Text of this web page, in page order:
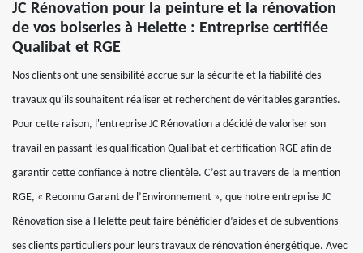
JC Rénovation pour la peinture et la rénovation
de vos boiseries à Helette : Entreprise certifiée
Qualibat et RGE
Nos clients ont une sensibilité accrue sur la sécurité et la fiabilité des
travaux qu’ils souhaitent réaliser et recherchent de véritables garanties.
Pour cette raison, l'entreprise JC Rénovation a décidé de valoriser son
travail en passant les qualification Qualibat et certification RGE afin de
garantir cette confiance à notre clientèle. C’est au travers de la mention
RGE, « Reconnu Garant de l’Environnement », que notre entreprise JC
Rénovation sise à Helette peut faire bénéficier d’aides et de subventions
ses clients particuliers pour leurs travaux de rénovation énergétique. Avec